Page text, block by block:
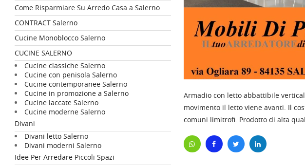
Come Risparmiare Su Arredo Casa a Salerno
CONTRACT Salerno
Cucine Monoblocco Salerno
CUCINE SALERNO
Cucine classiche Salerno
Cucine con penisola Salerno
Cucine contemporanee Salerno
Cucine in promozione a Salerno
Cucine laccate Salerno
Cucine moderne Salerno
Divani
Divani letto Salerno
Divani moderni Salerno
Idee Per Arredare Piccoli Spazi
Armadio con letto abbattibile
movimento il letto viene avanti. Il
comuni limitrofi. Prodotto di alta